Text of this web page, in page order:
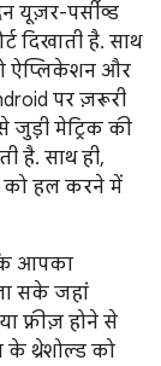
यूज़र-पर्सीव्ड
दिखाती है. साथ
ऐप्लिकेशन और
पर ज़रूरी
जुड़ी मेट्रिक की
है. साथ ही,
को हल करने में
आपका
सके जहां
फ़्रीज़ होने से
के थ्रेशोल्ड को